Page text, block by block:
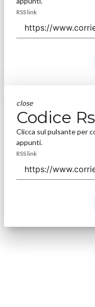
RSS link
close
Codice
Clicca sul pulsante per
appunti.
RSS link